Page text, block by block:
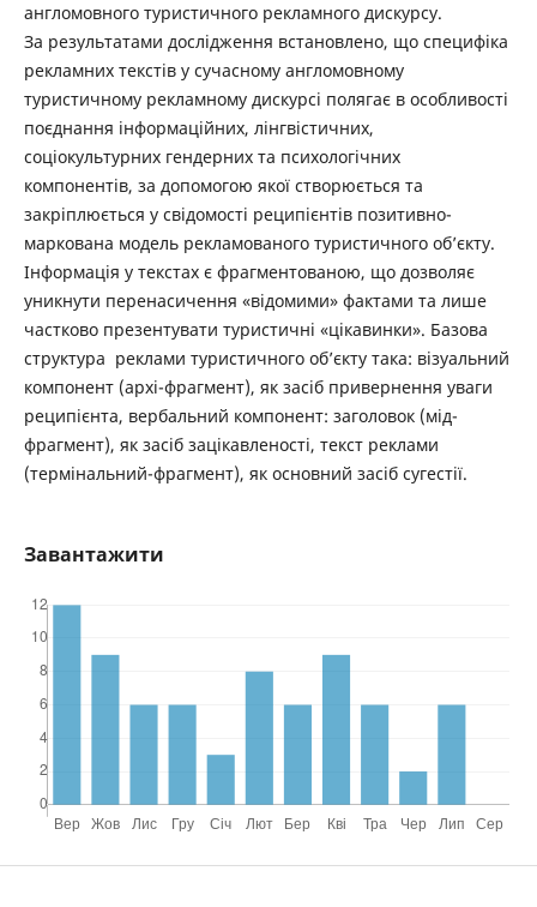
англомовного туристичного рекламного дискурсу.
За результатами дослідження встановлено, що специфіка
рекламних текстів у сучасному англомовному
туристичному рекламному дискурсі полягає в особливості
поєднання інформаційних, лінгвістичних,
соціокультурних гендерних та психологічних
компонентів, за допомогою якої створюється та
закріплюється у свідомості реципієнтів позитивно-
маркована модель рекламованого туристичного об’єкту.
Інформація у текстах є фрагментованою, що дозволяє
уникнути перенасичення «відомими» фактами та лише
частково презентувати туристичні «цікавинки». Базова
структура реклами туристичного об’єкту така: візуальний
компонент (архі-фрагмент), як засіб привернення уваги
реципієнта, вербальний компонент: заголовок (мід-
фрагмент), як засіб зацікавленості, текст реклами
(термінальний-фрагмент), як основний засіб сугестії.
Завантажити